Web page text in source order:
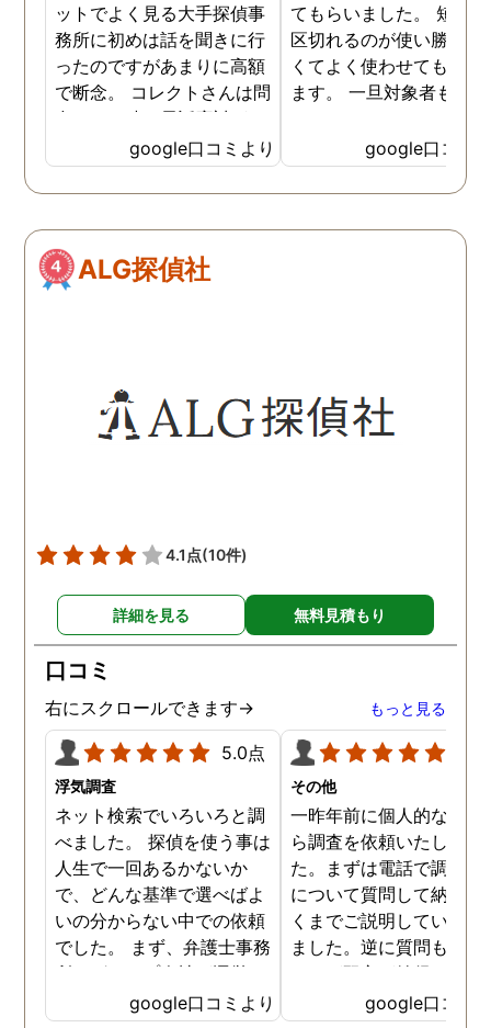
ットでよく見る大手探偵事
務所に初めは話を聞きに行
ったのですがあまりに高額
で断念。 コレクトさんは問
合せした時の電話応対がと
ても誠実な感じが伝わって
きたので3社目で伺いまし
た。 各社特徴はありました
得できたので試しにたのん
でみることにしました。 辞
引ができる探偵社さんでし
google口コミより
てもらいました。 短時
区切れるのが使い勝手が
くてよく使わせてもらっ
ます。 一旦対象者も落
様子を見たいと思います
様子を見て動きそうなら
の時はまた尾行をお願い
google口コミ
ALG探偵社
4.1点(10件)
詳細を見る 無料見積もり
口コミ
右にスクロールできます→ もっと見る
5.0点
浮気調査
ネット検索でいろいろと調
べました。 探偵を使う事は
人生で一回あるかないか
で、どんな基準で選べばよ
いの分からない中での依頼
でした。 まず、弁護士事務
所のグループ会社が運営し
ているという事で、安心感
google口コミより
その他
一昨年前に個人的な理由
ら調査を依頼いたしまし
た。まずは電話で調査全
について質問して納得が
くまでご説明していただ
ました。逆に質問も受け
したが双方が納得したう
で契約したので不安はな
google口コミ